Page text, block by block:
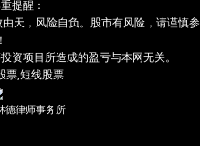
提醒：
天 ，风险自负。股市有风险，请谨慎参
资项目所造成的盈亏与本网无关。
票,短线股票
德律师事务所